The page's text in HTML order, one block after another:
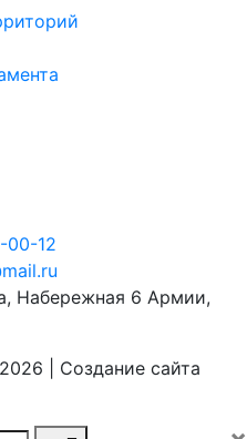
00-12
Набережная 6 Армии,
| Создание сайта